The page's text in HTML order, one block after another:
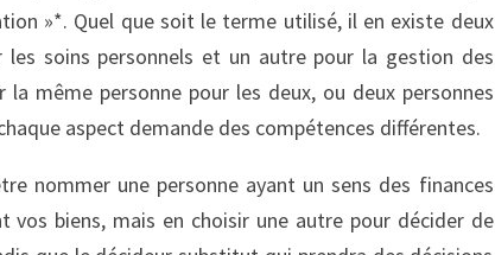
»*. Quel que soit le terme utilisé, il en existe deux
les soins personnels et un autre pour la gestion des
la même personne pour les deux, ou deux personnes
aspect demande des compétences différentes.
nommer une personne ayant un sens des finances
vos biens, mais en choisir une autre pour décider de